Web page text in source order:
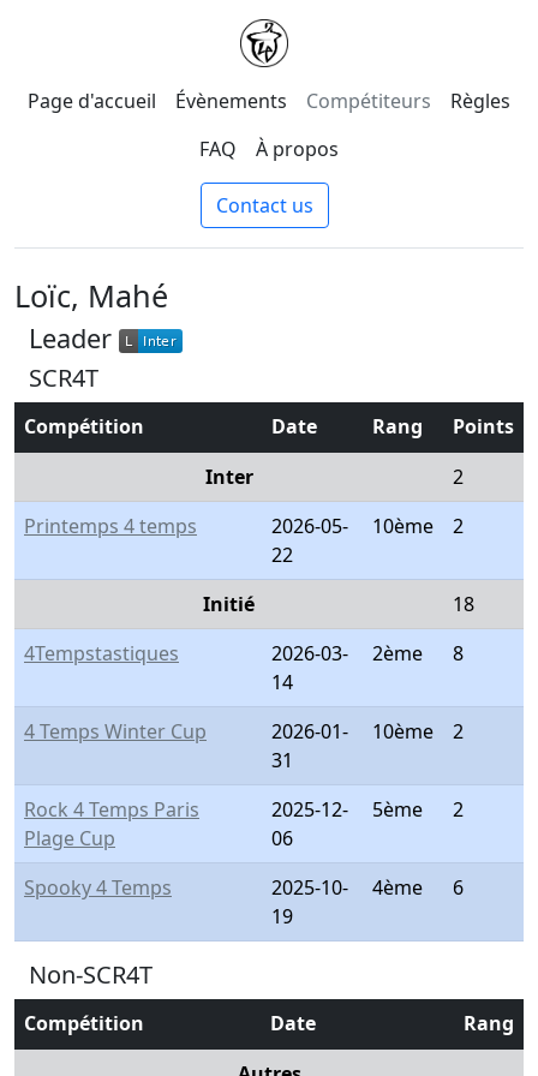
Page d'accueil Évènements Compétiteurs
Règles
FAQ
À propos
Contact us
Loïc, Mahé
Leader L
L Inter
Inter
SCR4T
Compétition Date Rang
Points
Inter
2
Printemps 4 temps
2026-05-
22
10ème 2
Initié
18
4Tempstastiques
2026-03-
14
2ème 8
4 Temps Winter Cup
2026-01-
31
10ème 2
Rock 4 Temps Paris
Plage Cup
2025-12-
06
5ème 2
Spooky 4 Temps
2025-10-
19
4ème 6
Non-SCR4T
Compétition Date
Rang